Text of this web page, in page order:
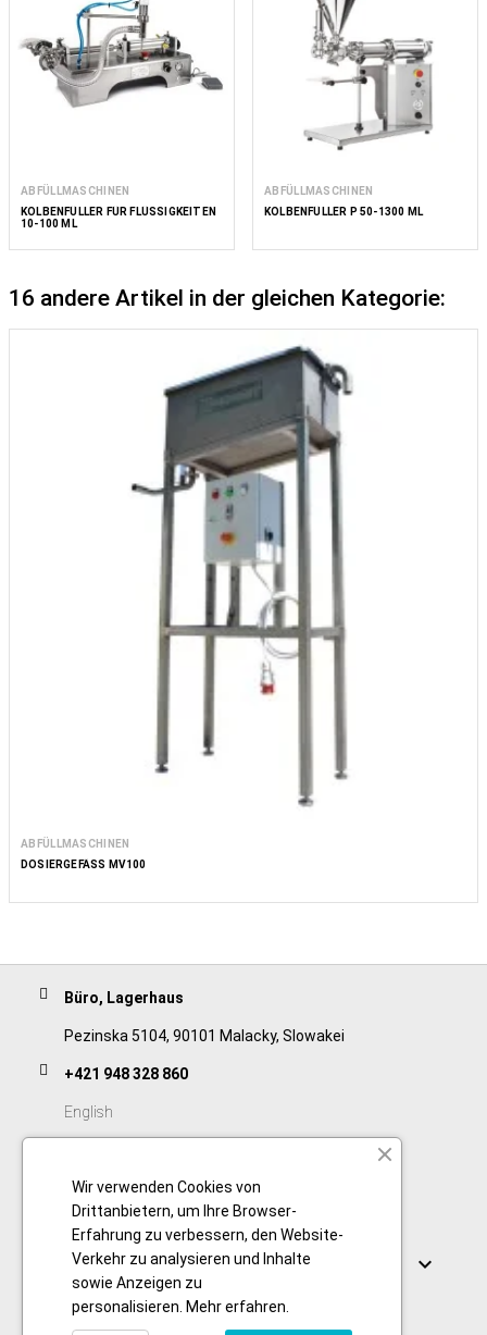
ABFÜLLMASCHINEN
KOLBENFÜLLER FÜR FLÜSSIGKEITEN
10-100 ML
ABFÜLLMASCHINEN
KOLBENFÜLLER P 50-1300 ML
16 andere Artikel in der gleichen Kategorie:
ABFÜLLMASCHINEN
DOSIERGEFÄSS MV100
Büro, Lagerhaus
Pezinska 5104, 90101 Malacky, Slowakei
+421 948 328 860
English
Slovak/Czech
Verbindungen 
Wir verwenden Cookies von
Drittanbietern, um Ihre Browser-
Erfahrung zu verbessern, den Website-
Verkehr zu analysieren und Inhalte
sowie Anzeigen zu
personalisieren. Mehr erfahren